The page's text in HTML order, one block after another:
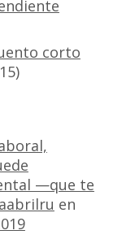
corto
—que te
en